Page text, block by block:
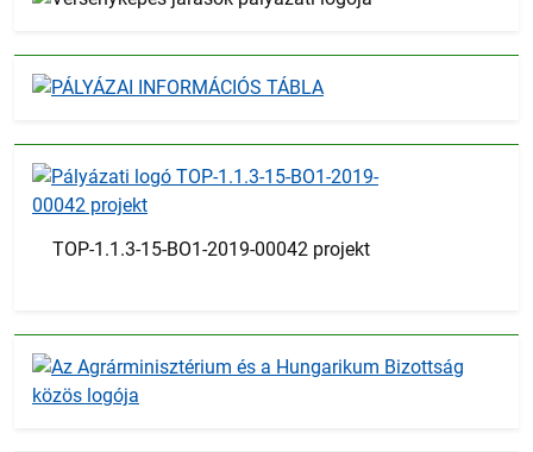
TOP-1.1.3-15-BO1-2019-00042 projekt